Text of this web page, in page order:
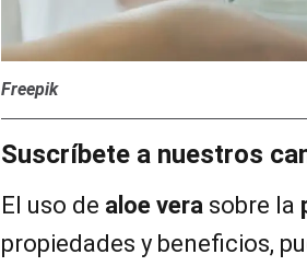
Freepik
Suscríbete a nuestros
El uso de aloe vera sobre la
propiedades y beneficios,